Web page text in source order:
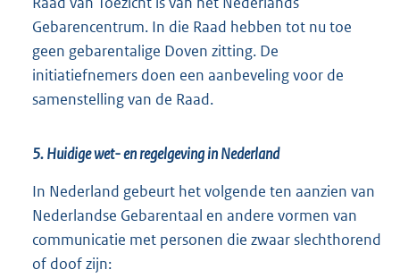
Gebarencentrum. In die Raad hebben tot nu toe
geen gebarentalige Doven zitting. De
initiatiefnemers doen een aanbeveling voor de
samenstelling van de Raad.
5. Huidige wet- en regelgeving in Nederland
In Nederland gebeurt het volgende ten aanzien van
Nederlandse Gebarentaal en andere vormen van
communicatie met personen die zwaar slechthorend
of doof zijn: